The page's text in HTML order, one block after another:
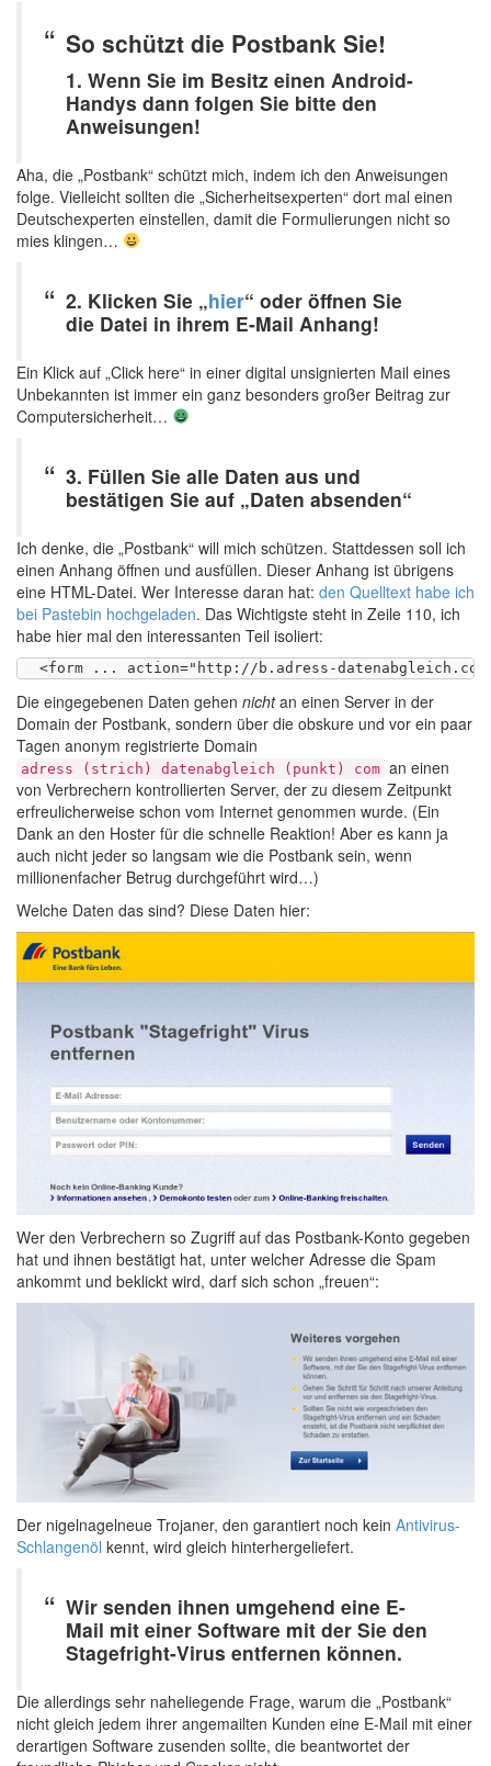
So schützt die Postbank Sie!
1. Wenn Sie im Besitz einen Android-
Handys dann folgen Sie bitte den
Anweisungen!
Aha, die „Postbank“ schützt mich, indem ich den Anweisungen
folge. Vielleicht sollten die „Sicherheitsexperten“ dort mal einen
Deutschexperten einstellen, damit die Formulierungen nicht so
mies klingen…
2. Klicken Sie „hier“ oder öffnen Sie
die Datei in ihrem E-Mail Anhang!
Ein Klick auf „Click here“ in einer digital unsignierten Mail eines
Unbekannten ist immer ein ganz besonders großer Beitrag zur
Computersicherheit…
3. Füllen Sie alle Daten aus und
bestätigen Sie auf „Daten absenden“
Ich denke, die „Postbank“ will mich schützen. Stattdessen soll ich
einen Anhang öffnen und ausfüllen. Dieser Anhang ist übrigens
eine HTML-Datei. Wer Interesse daran hat: den Quelltext habe ich
bei Pastebin hochgeladen. Das Wichtigste steht in Zeile 110, ich
habe hier mal den interessanten Teil isoliert:
Die eingegebenen Daten gehen nichtan einen Server in der
Domain der Postbank, sondern über die obskure und vor ein paar
Tagen anonym registrierte Domain
adress (strich) datenabgleich (punkt) com an einen
von Verbrechern kontrollierten Server, der zu diesem Zeitpunkt
erfreulicherweise schon vom Internet genommen wurde. (Ein
Dank an den Hoster für die schnelle Reaktion! Aber es kann ja
auch nicht jeder so langsam wie die Postbank sein, wenn
millionenfacher Betrug durchgeführt wird…)
Welche Daten das sind? Diese Daten hier:
Wer den Verbrechern so Zugriff auf das Postbank-Konto gegeben
hat und ihnen bestätigt hat, unter welcher Adresse die Spam
ankommt und beklickt wird, darf sich schon „freuen“:
Der nigelnagelneue Trojaner, den garantiert noch kein Antivirus-
Schlangenöl kennt, wird gleich hinterhergeliefert.
Wir senden ihnen umgehend eine E-
Mail mit einer Software mit der Sie den
Stagefright-Virus entfernen können.
Die allerdings sehr naheliegende Frage, warum die „Postbank“
nicht gleich jedem ihrer angemailten Kunden eine E-Mail mit einer
derartigen Software zusenden sollte, die beantwortet der